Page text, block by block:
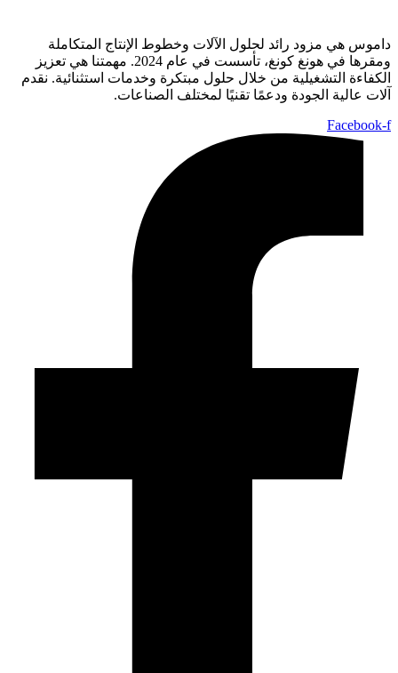
داموس هي مزود رائد لحلول الآلات وخطوط الإنتاج المتكاملة
ومقرها في هونغ كونغ، تأسست في عام 2024. مهمتنا هي تعزيز
الكفاءة التشغيلية من خلال حلول مبتكرة وخدمات استثنائية. نقدم
آلات عالية الجودة ودعمًا تقنيًا لمختلف الصناعات.
Facebook-f